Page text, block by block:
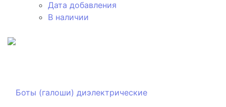
Дата добавления
В наличии